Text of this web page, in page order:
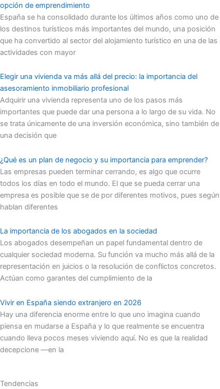
opción de emprendimiento
España se ha consolidado durante los últimos años como uno de
los destinos turísticos más importantes del mundo, una posición
que ha convertido al sector del alojamiento turístico en una de las
actividades con mayor
Elegir una vivienda va más allá del precio: la importancia del
asesoramiento inmobiliario profesional
Adquirir una vivienda representa uno de los pasos más
importantes que puede dar una persona a lo largo de su vida. No
se trata únicamente de una inversión económica, sino también de
una decisión que
¿Qué es un plan de negocio y su importancia para emprender?
Las empresas pueden terminar cerrando, es algo que ocurre
todos los días en todo el mundo. El que se pueda cerrar una
empresa es posible que se de por diferentes motivos, pues según
hablan diferentes
La importancia de los abogados en la sociedad
Los abogados desempeñan un papel fundamental dentro de
cualquier sociedad moderna. Su función va mucho más allá de la
representación en juicios o la resolución de conflictos concretos.
Actúan como garantes del cumplimiento de la
Vivir en España siendo extranjero en 2026
Hay una diferencia enorme entre lo que uno imagina cuando
piensa en mudarse a España y lo que realmente se encuentra
cuando lleva pocos meses viviendo aquí. No es que la realidad
decepcione —en la
Tendencias